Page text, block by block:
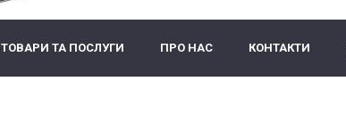
ТОВАРИ ТА ПОСЛУГИ ПРО НАС КОНТАКТИ